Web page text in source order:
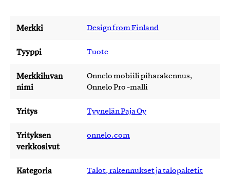
Merkki Design from Finland
Tyyppi Tuote
Merkkiluvan
nimi
Onnelo mobiili piharakennus,
Onnelo Pro -malli
Yritys Tyynelän Paja Oy
Yrityksen
verkkosivut
onnelo.com
Kategoria Talot, rakennukset ja talopaketit